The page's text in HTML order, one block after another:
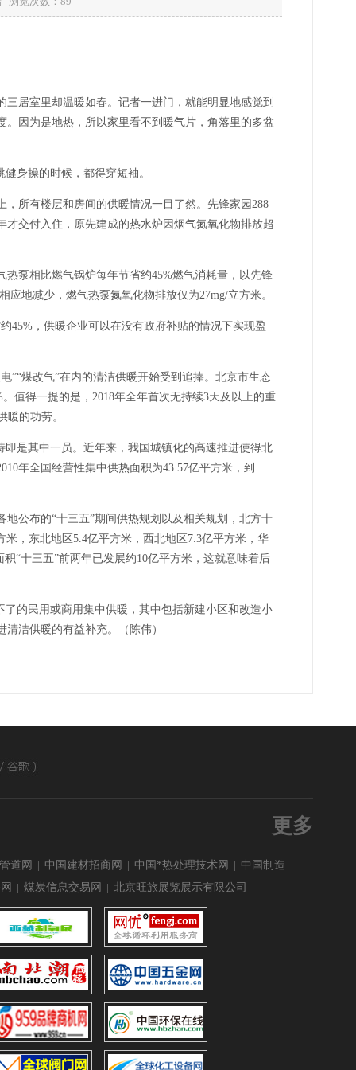
居室里却温暖如春。记者一进门，就能明显地感觉到
因为是地热，所以家里看不到暖气片，角落里的多盆
身操的时候，都得穿短袖。
所有楼层和房间的供暖情况一目了然。先锋家园288
交付入住，原先建成的热水炉因烟气氮氧化物排放超
泵相比燃气锅炉每年节省约45%燃气消耗量，以先锋
地减少，燃气热泵氮氧化物排放仅为27mg/立方米。
45%，供暖企业可以在没有政府补贴的情况下实现盈
”“煤改气”在内的清洁供暖开始受到追捧。北京市生态
值得一提的是，2018年全年首次无持续3天及以上的重
暖的功劳。
是其中一员。近年来，我国城镇化的高速推进使得北
年全国经营性集中供热面积为43.57亿平方米，到
公布的“十三五”期间供热规划以及相关规划，北方十
，东北地区5.4亿平方米，西北地区7.3亿平方米，华
“十三五”前两年已发展约10亿平方米，这就意味着后
的民用或商用集中供暖，其中包括新建小区和改造小
洁供暖的有益补充。（陈伟）
更多
道网 | 中国建材招商网 | 中国*热处理技术网 | 中国制造
| 煤炭信息交易网 | 北京旺旅展览展示有限公司